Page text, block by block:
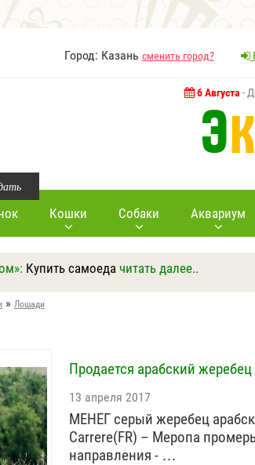
Город: Казань сменить город?
6 Августа -
Кошки Собаки Аквариум
Купить самоеда читать далее..
Ответить
» Лошади
Продается арабский
13 апреля 2017
МЕНЕГ серый жеребец
Carrere(FR) – Меропа
направления - …